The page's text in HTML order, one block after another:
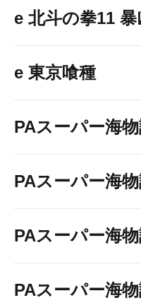
e 北斗の拳11 暴
e 東京喰種
PAスーパー海
PAスーパー海
PAスーパー海
PAスーパー海